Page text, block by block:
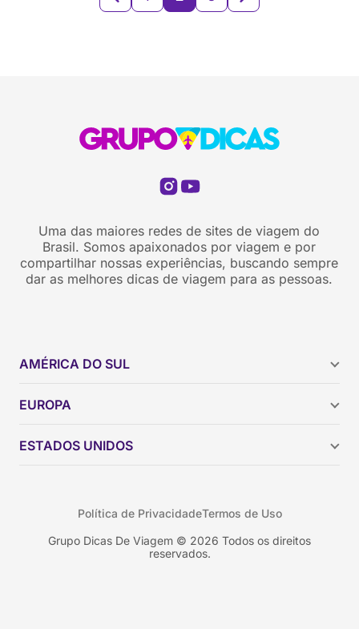
Uma das maiores redes de sites de viagem do
Brasil. Somos apaixonados por viagem e por
compartilhar nossas experiências, buscando sempre
dar as melhores dicas de viagem para as pessoas.
AMÉRICA DO SUL
Brasil
Colômbia
EUROPA
ESTADOS UNIDOS
Nova York
Grupo Dicas De Viagem © 2026 Todos os direitos
reservados.
Política de PrivacidadeTermos de Uso